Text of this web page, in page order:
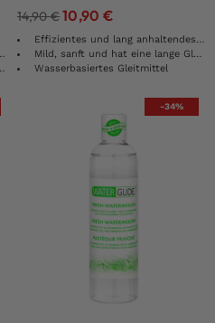
14,90€10,90 €
Effizientes und lang anhaltendes Gleitmittel
Mild, sanft und hat eine lange Gleitwirkung
Wasserbasiertes Gleitmittel
-34%